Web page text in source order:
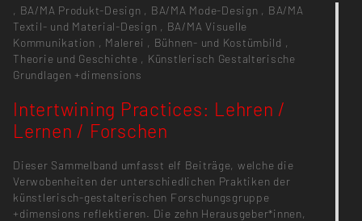
, BA/MA Produkt-Design , BA/MA Mode-Design , BA/MA
Textil- und Material-Design , BA/MA Visuelle
Kommunikation , Malerei , Bühnen- und Kostümbild ,
Theorie und Geschichte , Künstlerisch Gestalterische
Grundlagen +dimensions
Intertwining Practices: Lehren /
Lernen / Forschen
Dieser Sammelband umfasst elf Beiträge, welche die
Verwobenheiten der unterschiedlichen Praktiken der
künstlerisch-gestalterischen Forschungsgruppe
+dimensions reflektieren. Die zehn Heraus­geber*innen,